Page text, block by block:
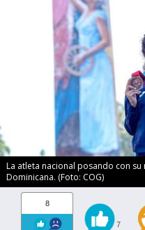
La atleta nacional posando con
Dominicana. (Foto: COG)
8
7